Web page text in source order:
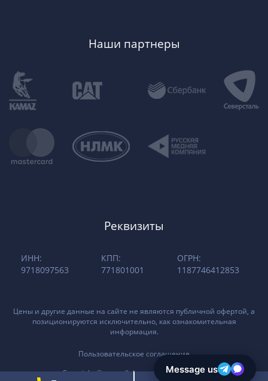
Наши партнеры
Реквизиты
ИНН:
9718097563
КПП:
771801001
ОГРН:
1187746412853
Цены и другие данные на сайте не являются публичной офертой, а
позиционируются исключительно, как ознакомительная
информация.
Пользовательское соглашение
Copyright © «metallolom-moscow.ru 2026»